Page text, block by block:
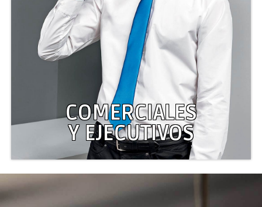
COMERCIALES
Y EJECUTIVOS